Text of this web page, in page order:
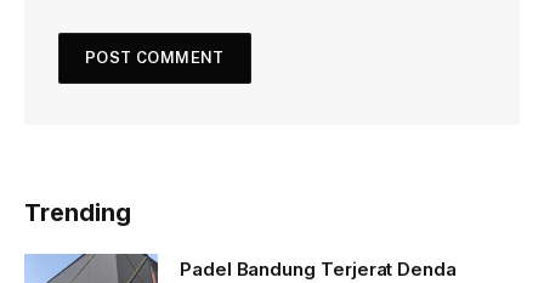
Trending
Padel Bandung Terjerat Denda